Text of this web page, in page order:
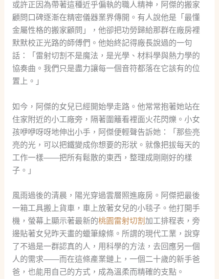
或許正因為帶著這種近乎偏執的職人精神，阿傑的搬家
顧問口碑逐漸在精密儀器業界傳開。有人說他是「最懂
金屬性格的搬家顧問」，他卻把功勞歸給那群在廠房裡
默默校正光路的師傅們。他始終記得廠長說過的一句
話：「雷射切割不是魔法，是光學、材料學與熱力學的
協奏曲。我們只是盡力讓每一個音符都落在它該有的位
置上。」
如今，阿傑的女兒已經開始學走路。他常常抱著她站在
住家附近的小工廠旁，隔著圍籬看裡面火花閃爍。小女
孩咿咿呀呀地伸出小手，阿傑便輕聲告訴她：「那些亮
亮的光，可以把鐵變成你想要的形狀。就像把拔每天的
工作一樣——把所有鬆散的東西，整理成剛剛好的樣
子。」
風雨過後的清晨，陽光穿過雲層照進廠房。阿傑把最後
一箱工具搬上貨車，車上放著女兒的小毯子。他打開手
機，螢幕上顯示著最新的桃園雷射切割 加工排程表，旁
邊貼著女兒昨天畫的蠟筆線條。所謂的現代工業，說穿
了不過是一群認真的人，用科學的方法，去回應另一個
人的需求——而在這條產業鏈上，一個二十歲的新手爸
爸，也能用自己的方式，成為溫柔而精確的支點。